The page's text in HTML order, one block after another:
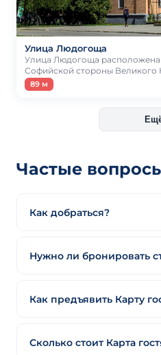
Улица Людогоща
Улица Людогоща расположена
Софийской стороны Великого
89 м
Частые
Как добраться?
Нужно ли бронировать
Как предъявить Карту
Сколько стоит Карта